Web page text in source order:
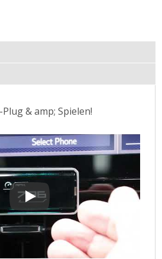
& amp; Spielen!
D-Meter 2 Display-Plug & amp;